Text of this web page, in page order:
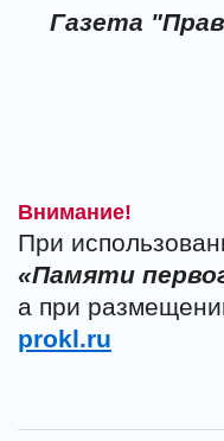
Газета
Внимание!
При
«Памяти
а при
prokl.ru